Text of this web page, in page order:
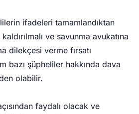
ifadeleri tamamlandıktan
ve savunma avukatına
dilekçesi verme fırsatı
bazı şüpheliler hakkında dava
olabilir.
faydalı olacak ve